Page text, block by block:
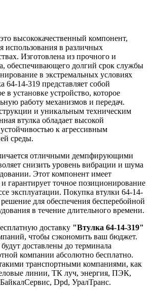
высококачественный компонент,
использования в различных
Изготовлена из прочного и
обеспечивающего долгий срок службы
в экстремальных условиях
64-14-319 представляет собой
в установке устройство, которое
работу механизмов и передач.
и уникальным техническим
втулка обладает высокой
к агрессивным
среды.
отличными демпфирующими
снизить уровень вибрации и шума
Этот компонент имеет
гарантирует точное позиционирование
эксплуатации. Покупка втулки 64-14-
для обеспечения бесперебойной
в течение длительного времени.
доставку "Втулка 64-14-319"
чтобы сэкономить ваш бюджет.
будут доставлены до терминала
компании абсолютно бесплатно.
транспортными компаниями, как
линии, ТК луч, энергия, ПЭК,
Dpd, УралТранс.